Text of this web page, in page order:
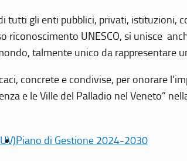
gli enti pubblici, privati, istituzioni,
UNESCO, si unisce
talmente unico da rappresentare
concrete e condivise, per onorare
e le Ville del Palladio nel Veneto”
Piano di Gestione 2024-2030